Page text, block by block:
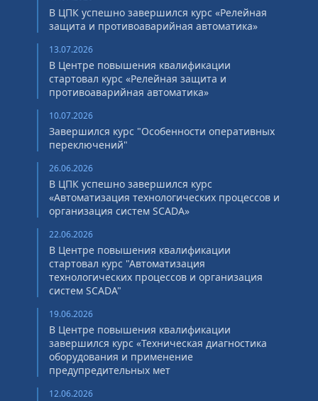
В ЦПК успешно завершился курс «Релейная
защита и противоаварийная автоматика»
13.07.2026
В Центре повышения квалификации
стартовал курс «Релейная защита и
противоаварийная автоматика»
10.07.2026
Завершился курс "Особенности оперативных
переключений"
26.06.2026
В ЦПК успешно завершился курс
«Автоматизация технологических процессов и
организация систем SCADA»
22.06.2026
В Центре повышения квалификации
стартовал курс "Автоматизация
технологических процессов и организация
систем SCADA"
19.06.2026
В Центре повышения квалификации
завершился курс «Техническая диагностика
оборудования и применение
предупредительных мет
12.06.2026